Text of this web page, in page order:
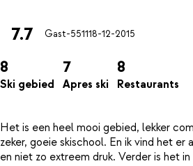
7.7 Gast-551118-12-2015
8
Ski gebied
7
Apres ski
8
Restaurants
Het is een heel mooi gebied, lekker
zeker, goeie skischool. En ik vind het er